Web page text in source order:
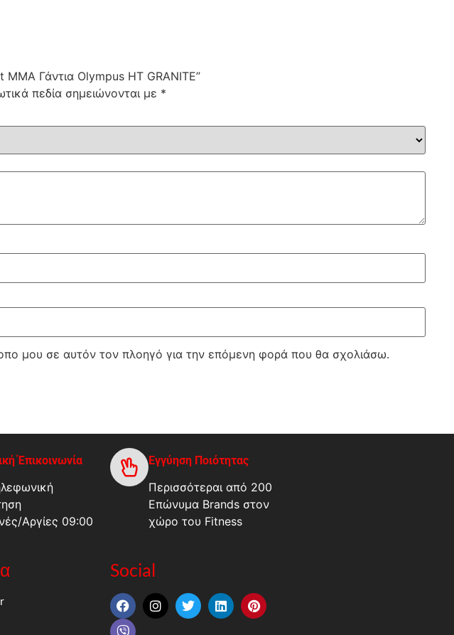
Γάντια Olympus HT GRANITE”
πεδία σημειώνονται με *
μου σε αυτόν τον πλοηγό για την επόμενη φορά που θα σχολιάσω.
Έπικοινωνία
Αργίες 09:00
Εγγύηση Ποιότητας
Περισσότεραι από 200
Επώνυμα Brands στον
χώρο του Fitness
Social